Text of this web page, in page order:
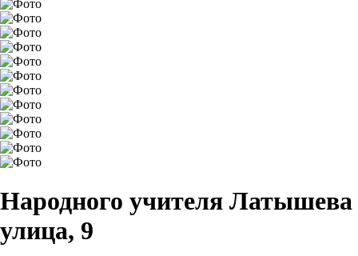
Народного учителя Латышева
улица, 9